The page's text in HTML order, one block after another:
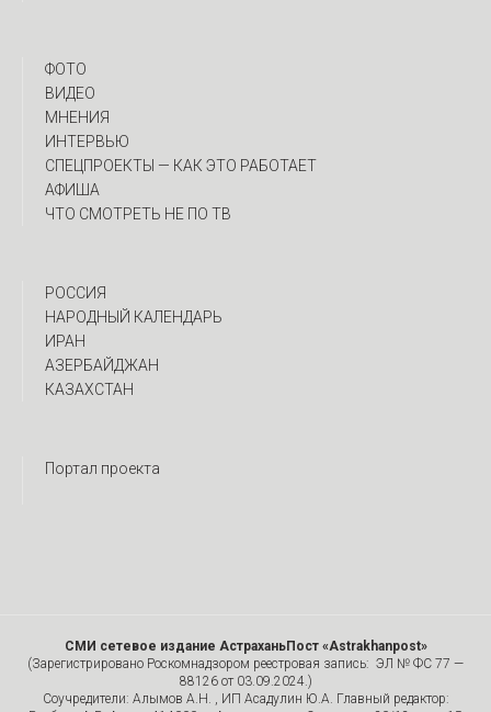
ФОТО
ВИДЕО
МНЕНИЯ
ИНТЕРВЬЮ
CПЕЦПРОЕКТЫ — КАК ЭТО РАБОТАЕТ
АФИША
ЧТО СМОТРЕТЬ НЕ ПО ТВ
РОССИЯ
НАРОДНЫЙ КАЛЕНДАРЬ
ИРАН
АЗЕРБАЙДЖАН
КАЗАХСТАН
Портал проекта
СМИ сетевое издание АстраханьПост «Astrakhanpost»
(Зарегистрировано Роскомнадзором реестровая запись: ЭЛ № ФС 77 —
88126 от 03.09.2024.)
Соучредители: Алымов А.Н. , ИП Асадулин Ю.А. Главный редактор: